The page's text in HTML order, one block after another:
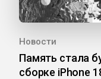
Новости
Память стала
сборке iPhone